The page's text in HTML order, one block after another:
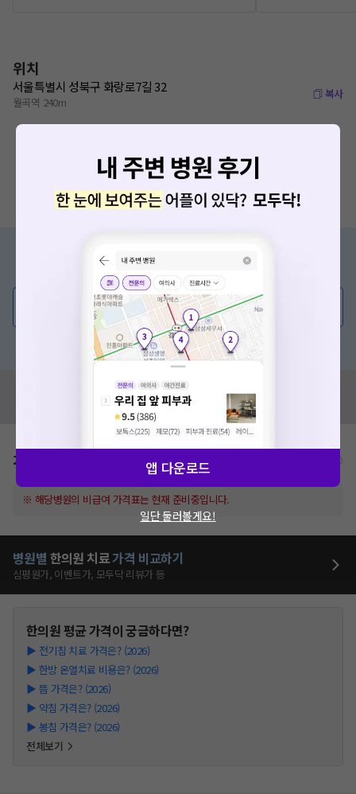
위치
서울특별시 성북구 화랑로7길 32
월곡역 240m
복사
증상/치료, 궁금한 점이 있나요?
의사가 직접 답해드려요!
💬 무엇이든 물어보세요
혹은, 의료상담 서비스에 다양한 게시글 보러가기
혹시 잘못된 병원정보가 있나요?
모두닥 팀에 알려주세요!
가격표
※ 해당병원의 비급여 가격표는 현재 준비중입니다.
병원별 한의원 치료가격 비교하기
심평원가, 이벤트가, 모두닥 리뷰가 등
한의원평균 가격이 궁금하다면?
▶ 전기침 치료 가격은? (2026)
▶ 한방 온열치료 비용은? (2026)
▶ 뜸 가격은? (2026)
▶ 약침 가격은? (2026)
▶ 봉침 가격은? (2026)
전체보기
앱 다운로드
일단 둘러볼게요!